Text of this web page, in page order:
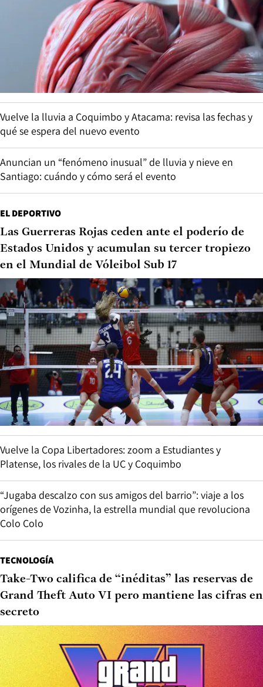
Vuelve la lluvia a Coquimbo y Atacama: revisa las fechas y
qué se espera del nuevo evento
Anuncian un “fenómeno inusual” de lluvia y nieve en
Santiago: cuándo y cómo será el evento
EL DEPORTIVO
Las Guerreras Rojas ceden ante el poderío de
Estados Unidos y acumulan su tercer tropiezo
en el Mundial de Vóleibol Sub 17
Vuelve la Copa Libertadores: zoom a Estudiantes y
Platense, los rivales de la UC y Coquimbo
“Jugaba descalzo con sus amigos del barrio”: viaje a los
orígenes de Vozinha, la estrella mundial que revoluciona
Colo Colo
TECNOLOGÍA
Take-Two califica de “inéditas” las reservas de
Grand Theft Auto VI pero mantiene las cifras en
secreto